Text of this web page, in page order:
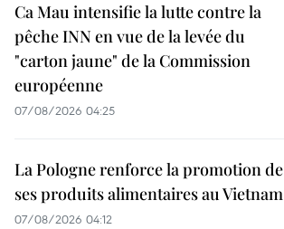
Ca Mau intensifie la lutte contre la
pêche INN en vue de la levée du
"carton jaune" de la Commission
européenne
07/08/2026 04:25
La Pologne renforce la promotion de
ses produits alimentaires au Vietnam
07/08/2026 04:12